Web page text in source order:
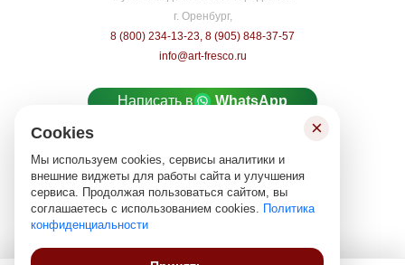
г. Оренбург,
8 (800) 234-13-23, 8 (905) 848-37-57
info@art-fresco.ru
Написать в WhatsApp
Карта сайта
© «ARTFRESCO», 2026
Все права защищены 18+‎
×
Cookies
Мы используем cookies, сервисы аналитики и
внешние виджеты для работы сайта и улучшения
сервиса. Продолжая пользоваться сайтом, вы
соглашаетесь с использованием cookies. Политика
конфиденциальности